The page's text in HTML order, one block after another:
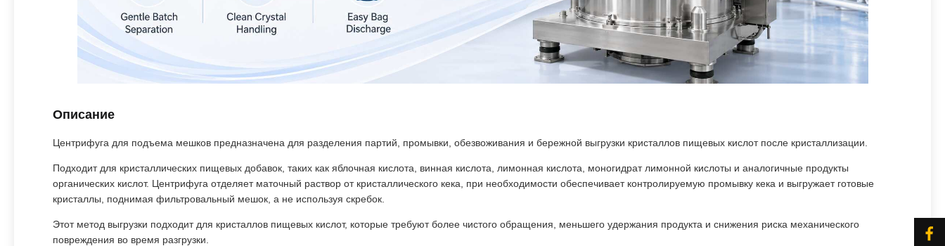
Описание
Центрифуга для подъема мешков предназначена для разделения партий, промывки, обезвоживания и бережной выгрузки кристаллов пищевых кислот после кристаллизации.
Подходит для кристаллических пищевых добавок, таких как яблочная кислота, винная кислота, лимонная кислота, моногидрат лимонной кислоты и аналогичные продукты
органических кислот. Центрифуга отделяет маточный раствор от кристаллического кека, при необходимости обеспечивает контролируемую промывку кека и выгружает готовые
кристаллы, поднимая фильтровальный мешок, а не используя скребок.
Этот метод выгрузки подходит для кристаллов пищевых кислот, которые требуют более чистого обращения, меньшего удержания продукта и снижения риска механического
повреждения во время разгрузки.